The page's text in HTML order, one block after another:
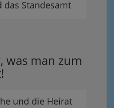
das Standesamt
was man zum
und die Heirat